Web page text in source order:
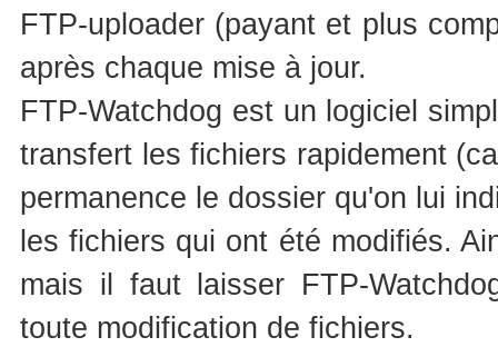
FTP-uploader (payant et plus
après chaque mise à jour.
FTP-Watchdog est un logiciel
transfert les fichiers rapidement
permanence le dossier qu'on lui
les fichiers qui ont été modifiés.
mais il faut laisser FTP-
toute modification de fichiers.